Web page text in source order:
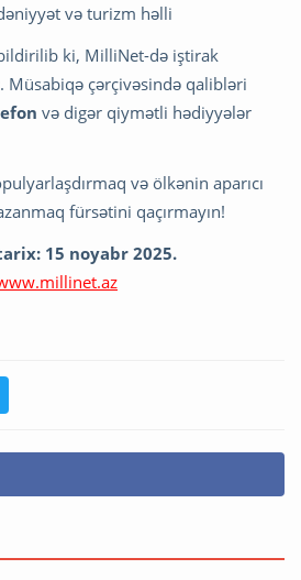
və turizm həlli
ki, MilliNet-də iştirak
. Müsabiqə çərçivəsində qalibləri
və digər qiymətli hədiyyələr
və ölkənin aparıcı
fürsətini qaçırmayın!
15 noyabr 2025.